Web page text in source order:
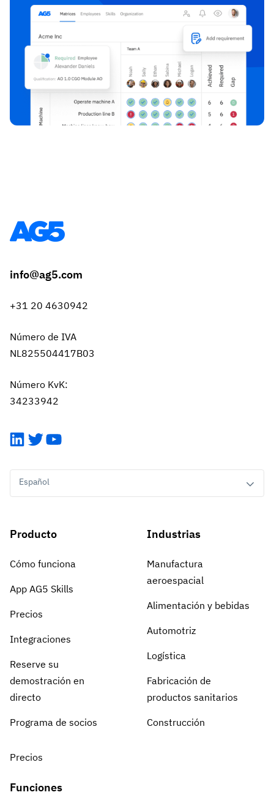
info@ag5.com
+31 20 4630942
Número de IVA
NL825504417B03
Número KvK:
34233942
LinkedIn
TwitterYouTube
Español
Producto
Cómo funciona
App AG5 Skills
Precios
Integraciones
Reserve su
demostración en
directo
Programa de socios
Precios
Funciones
Industrias
Manufactura
aeroespacial
Alimentación y bebidas
Automotriz
Logística
Fabricación de
productos sanitarios
Construcción